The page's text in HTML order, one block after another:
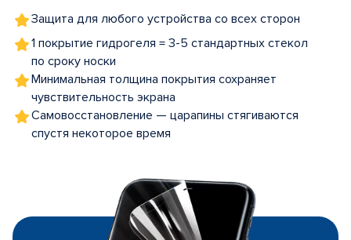
Защита для любого устройства со всех сторон
1 покрытие гидрогеля = 3-5 стандартных стекол
по сроку носки
Минимальная толщина покрытия сохраняет
чувствительность экрана
Самовосстановление — царапины стягиваются
спустя некоторое время